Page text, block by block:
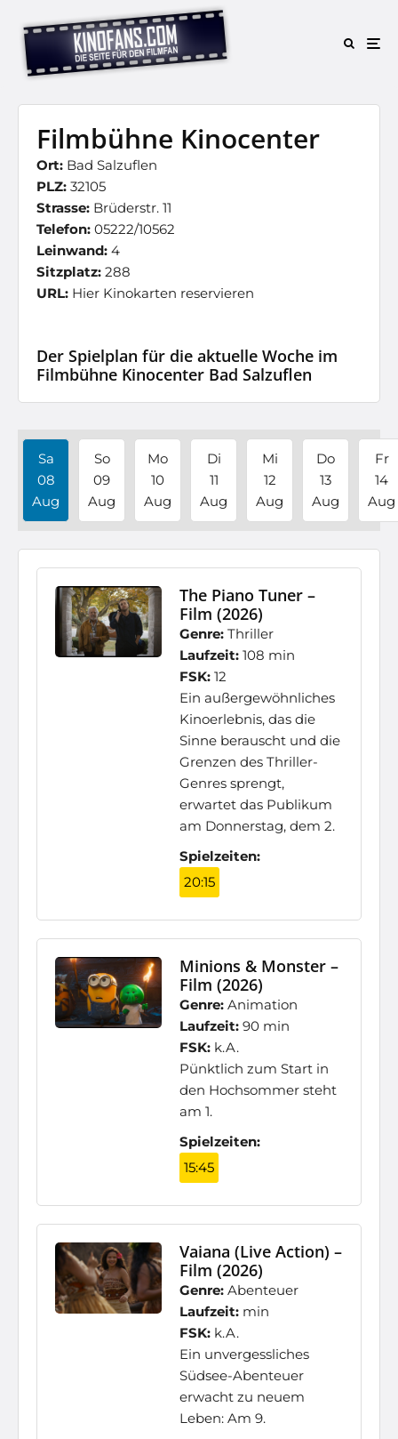
Filmbühne Kinocenter
Ort: Bad Salzuflen
PLZ: 32105
Strasse: Brüderstr. 11
Telefon: 05222/10562
Leinwand: 4
Sitzplatz: 288
URL: Hier Kinokarten reservieren
Der Spielplan für die aktuelle Woche im
Filmbühne Kinocenter Bad Salzuflen
Sa
08
Aug
So
09
Aug
Mo
10
Aug
Di
11
Aug
Mi
12
Aug
Do
13
Aug
Fr
14
Aug
The Piano Tuner –
Film (2026)
Genre: Thriller
Laufzeit: 108 min
FSK: 12
Ein außergewöhnliches
Kinoerlebnis, das die
Sinne berauscht und die
Grenzen des Thriller-
Genres sprengt,
erwartet das Publikum
am Donnerstag, dem 2.
Spielzeiten:
20:15
Minions & Monster –
Film (2026)
Genre: Animation
Laufzeit: 90 min
FSK: k.A.
Pünktlich zum Start in
den Hochsommer steht
am 1.
Spielzeiten:
15:45
Vaiana (Live Action) –
Film (2026)
Genre: Abenteuer
Laufzeit: min
FSK: k.A.
Ein unvergessliches
Südsee-Abenteuer
erwacht zu neuem
Leben: Am 9.